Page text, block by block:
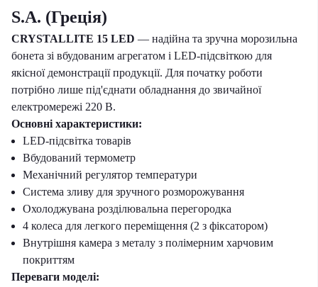
S.A. (Греція)
CRYSTALLITE 15 LED — надійна та зручна морозильна
бонета зі вбудованим агрегатом і LED-підсвіткою для
якісної демонстрації продукції. Для початку роботи
потрібно лише під'єднати обладнання до звичайної
електромережі 220 В.
Основні характеристики:
LED-підсвітка товарів
Вбудований термометр
Механічний регулятор температури
Система зливу для зручного розморожування
Охолоджувана розділювальна перегородка
4 колеса для легкого переміщення (2 з фіксатором)
Внутрішня камера з металу з полімерним харчовим
покриттям
Переваги моделі: